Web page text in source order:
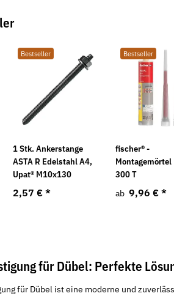
Bestseller
1 Stk. Ankerstange
ASTA R Edelstahl A4,
Upat® M10x130
2,57 €*
Bestseller
fischer® -
Montagemörtel
300 T
ab 9,96 € *
für Dübel: Perfekte
für Dübel ist eine moderne und